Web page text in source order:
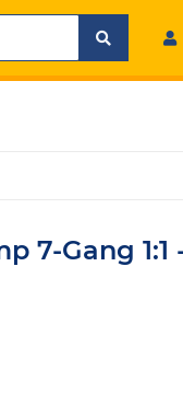
7-Gang 1:1